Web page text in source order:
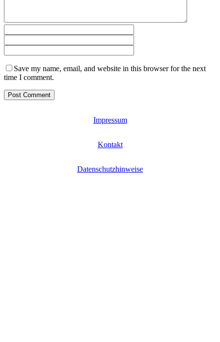
Save my name, email, and website in this browser for the next
time I comment.
Impressum
Kontakt
Datenschutzhinweise